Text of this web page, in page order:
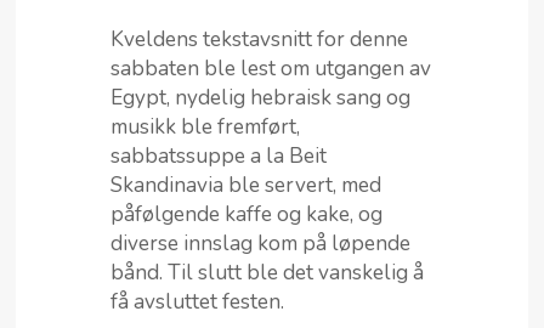
Kveldens tekstavsnitt for denne
sabbaten ble lest om utgangen av
Egypt, nydelig hebraisk sang og
musikk ble fremført,
sabbatssuppe a la Beit
Skandinavia ble servert, med
påfølgende kaffe og kake, og
diverse innslag kom på løpende
bånd. Til slutt ble det vanskelig å
få avsluttet festen.